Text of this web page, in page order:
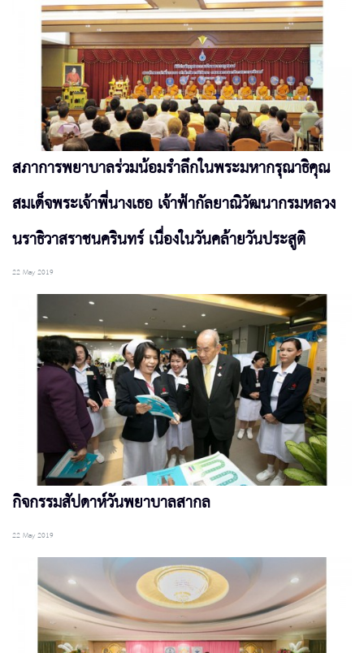
สภาการพยาบาลร่วมน้อมรำลึกในพระมหากรุณาธิคุณ
สมเด็จพระเจ้าพี่นางเธอ เจ้าฟ้ากัลยาณิวัฒนากรมหลวง
นราธิวาสราชนครินทร์ เนื่องในวันคล้ายวันประสูติ
22 May 2019
กิจกรรมสัปดาห์วันพยาบาลสากล
22 May 2019